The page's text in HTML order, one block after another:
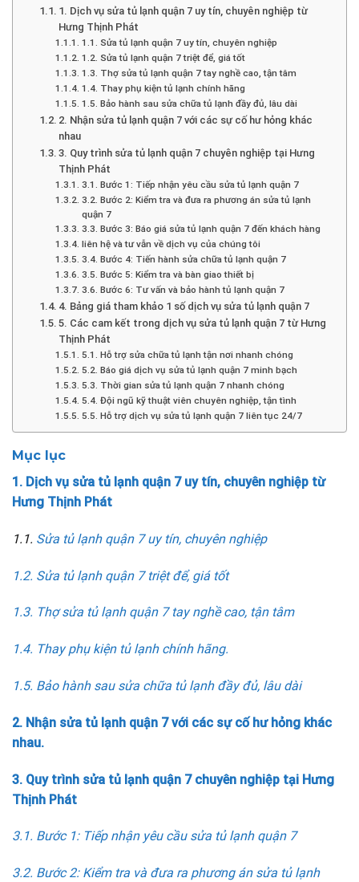
1. Dịch vụ sửa tủ lạnh quận 7 uy tín, chuyên nghiệp từ
Hưng Thịnh Phát
1.1. Sửa tủ lạnh quận 7 uy tín, chuyên nghiệp
1.2. Sửa tủ lạnh quận 7 triệt để, giá tốt
1.3. Thợ sửa tủ lạnh quận 7 tay nghề cao, tận tâm
1.4. Thay phụ kiện tủ lạnh chính hãng
1.5. Bảo hành sau sửa chữa tủ lạnh đầy đủ, lâu dài
2. Nhận sửa tủ lạnh quận 7 với các sự cố hư hỏng khác
nhau
3. Quy trình sửa tủ lạnh quận 7 chuyên nghiệp tại Hưng
Thịnh Phát
3.1. Bước 1: Tiếp nhận yêu cầu sửa tủ lạnh quận 7
3.2. Bước 2: Kiểm tra và đưa ra phương án sửa tủ lạnh
quận 7
3.3. Bước 3: Báo giá sửa tủ lạnh quận 7 đến khách hàng
liên hệ và tư vẫn về dịch vụ của chúng tôi
3.4. Bước 4: Tiến hành sửa chữa tủ lạnh quận 7
3.5. Bước 5: Kiểm tra và bàn giao thiết bị
3.6. Bước 6: Tư vấn và bảo hành tủ lạnh quận 7
4. Bảng giá tham khảo 1 số dịch vụ sửa tủ lạnh quận 7
5. Các cam kết trong dịch vụ sửa tủ lạnh quận 7 từ Hưng
Thịnh Phát
5.1. Hỗ trợ sửa chữa tủ lạnh tận nơi nhanh chóng
5.2. Báo giá dịch vụ sửa tủ lạnh quận 7 minh bạch
5.3. Thời gian sửa tủ lạnh quận 7 nhanh chóng
5.4. Đội ngũ kỹ thuật viên chuyên nghiệp, tận tình
5.5. Hỗ trợ dịch vụ sửa tủ lạnh quận 7 liên tục 24/7
Mục lục
1. Dịch vụ sửa tủ lạnh quận 7 uy tín, chuyên nghiệp từ
Hưng Thịnh Phát
1.1. Sửa tủ lạnh quận 7 uy tín, chuyên nghiệp
1.2. Sửa tủ lạnh quận 7 triệt để, giá tốt
1.3. Thợ sửa tủ lạnh quận 7 tay nghề cao, tận tâm
1.4. Thay phụ kiện tủ lạnh chính hãng.
1.5. Bảo hành sau sửa chữa tủ lạnh đầy đủ, lâu dài
2. Nhận sửa tủ lạnh quận 7 với các sự cố hư hỏng khác
nhau.
3. Quy trình sửa tủ lạnh quận 7 chuyên nghiệp tại Hưng
Thịnh Phát
3.1. Bước 1: Tiếp nhận yêu cầu sửa tủ lạnh quận 7
3.2. Bước 2: Kiểm tra và đưa ra phương án sửa tủ lạnh